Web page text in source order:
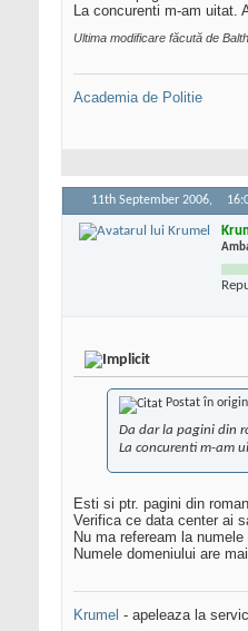
La concurenti m-am uitat.
Ultima modificare făcută de
Academia de Politie
11th September 2006,
Postat în
Da dar la pagini din
La concurenti m-am
Esti si ptr. pagini din
Verifica ce data center ai
Nu ma refeream la
Numele domeniului are
Krumel - apeleaza la